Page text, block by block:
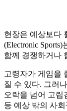
현장은 예상보다
(Electronic
함께 경쟁하거나
고령자가 게임을
질 수 있다. 그러
오락을 넘어 고립
등 예상 밖의 사